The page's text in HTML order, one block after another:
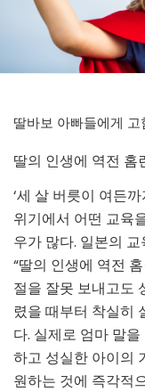
딸바보 아빠들에게 고
딸의 인생에 역전 홈
‘세 살 버릇이 여든
위기에서 어떤 교육
우가 많다. 일본의
“딸의 인생에 역전
절을 잘못 보내고도
렸을 때부터 착실히
다. 실제로 엄마 말
하고 성실한 아이의
원하는 것에 즉각적